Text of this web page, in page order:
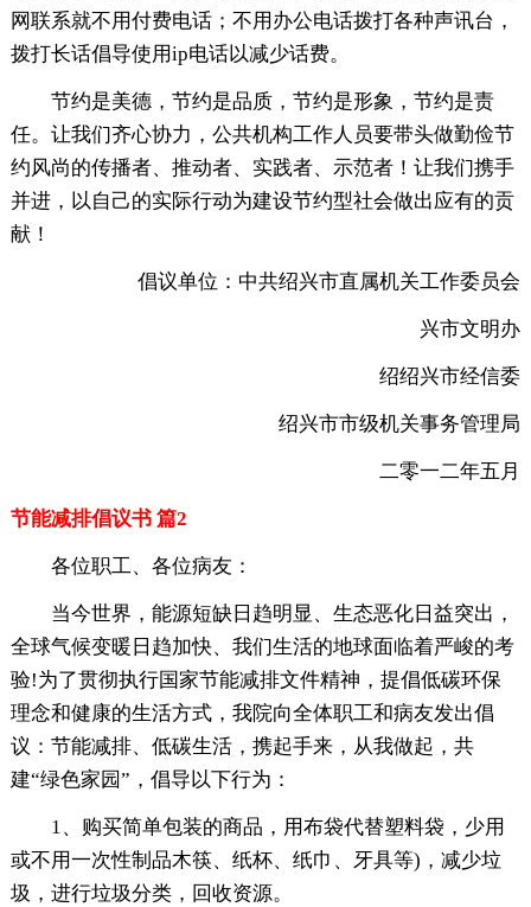
网联系就不用付费电话；不用办公电话拨打各种声讯台，
拨打长话倡导使用ip电话以减少话费。
节约是美德，节约是品质，节约是形象，节约是责
任。让我们齐心协力，公共机构工作人员要带头做勤俭节
约风尚的传播者、推动者、实践者、示范者！让我们携手
并进，以自己的实际行动为建设节约型社会做出应有的贡
献！
倡议单位：中共绍兴市直属机关工作委员会
兴市文明办
绍绍兴市经信委
绍兴市市级机关事务管理局
二零一二年五月
节能减排倡议书 篇2
各位职工、各位病友：
当今世界，能源短缺日趋明显、生态恶化日益突出，
全球气候变暖日趋加快、我们生活的地球面临着严峻的考
验!为了贯彻执行国家节能减排文件精神，提倡低碳环保
理念和健康的生活方式，我院向全体职工和病友发出倡
议：节能减排、低碳生活，携起手来，从我做起，共
建“绿色家园”，倡导以下行为：
1、购买简单包装的商品，用布袋代替塑料袋，少用
或不用一次性制品木筷、纸杯、纸巾、牙具等)，减少垃
圾，进行垃圾分类，回收资源。